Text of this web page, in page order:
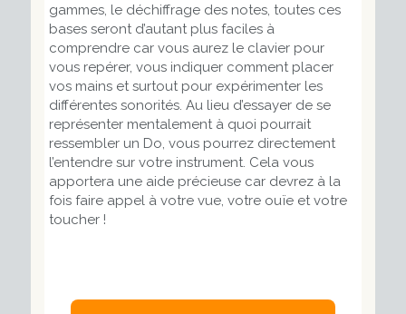
gammes, le déchiffrage des notes, toutes ces
bases seront d’autant plus faciles à
comprendre car vous aurez le clavier pour
vous repérer, vous indiquer comment placer
vos mains et surtout pour expérimenter les
différentes sonorités. Au lieu d’essayer de se
représenter mentalement à quoi pourrait
ressembler un Do, vous pourrez directement
l’entendre sur votre instrument. Cela vous
apportera une aide précieuse car devrez à la
fois faire appel à votre vue, votre ouïe et votre
toucher !